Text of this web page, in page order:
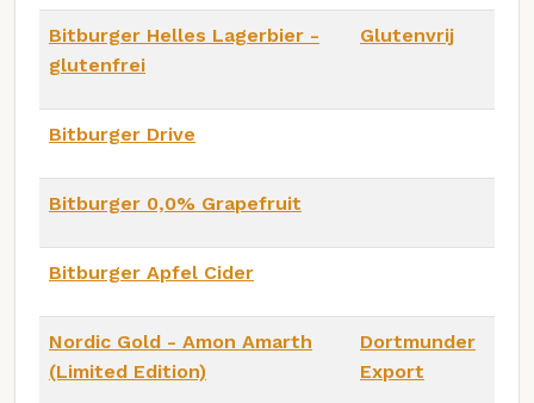
Bitburger Helles Lagerbier -
glutenfrei
Glutenvrij
Bitburger Drive
Bitburger 0,0% Grapefruit
Bitburger Apfel Cider
Nordic Gold - Amon Amarth
(Limited Edition)
Dortmunder
Export